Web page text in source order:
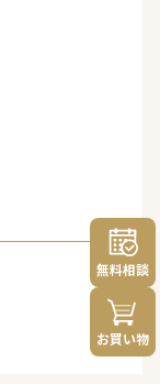
無料相談
お買い物